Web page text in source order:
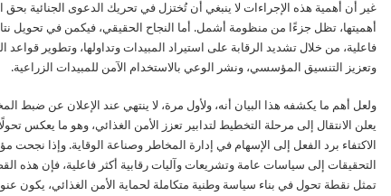
غير أن أهمية هذه الإجراءات لا ينبغي أن تُختزل في تحريك الدعوى الجنائية بحق
أهميتها، تظل جزءًا من منظومة أشمل. أما النجاح الحقيقي، فيكمن في تحويل
فاعلية، من خلال تشديد الرقابة على استيراد المبيدات وتداولها، وتطوير قواعد
وتعزيز التنسيق المؤسسي، ونشر الوعي بالاستخدام الآمن للمبيدات الزراعية.
ولعل أهم ما يكشفه هذا البيان أنه، ولأول مرة، لا ينتهي عند الإعلان عن ضبط
يعلن الانتقال إلى مرحلة التخطيط لتدابير تعزز الأمن الغذائي، وهو ما يعكس
الاكتفاء برد الفعل إلى الإسهام في إدارة المخاطر وصناعة الوقاية. وإذا
التحقيقات إلى سياسات عامة وتشريعات وآليات رقابية أكثر فاعلية، فإن هذه
تمثل نقطة تحول في بناء سياسة وطنية متكاملة لحماية الأمن الغذائي، يكون